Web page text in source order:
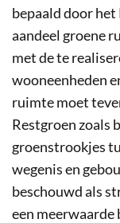
bepaald door het
aandeel groene
met de te
wooneenheden
ruimte moet
Restgroen zoals
groenstrookjes
wegenis en
beschouwd als
een